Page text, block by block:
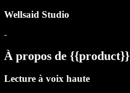
Wellsaid Studio
-
À propos de {{product}}
Lecture à voix haute